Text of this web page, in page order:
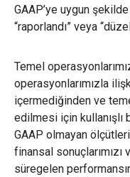
GAAP’ye uygun
“raporlandı” veya
Temel
operasyonlarımızla
içermediğinden ve
edilmesi için kullanışlı
GAAP olmayan
finansal sonuçlarımızı
süregelen